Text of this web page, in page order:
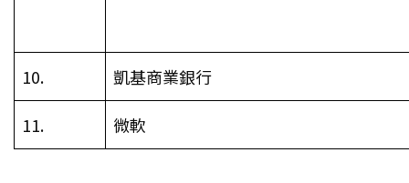
10. 凱基商業銀行
11. 微軟